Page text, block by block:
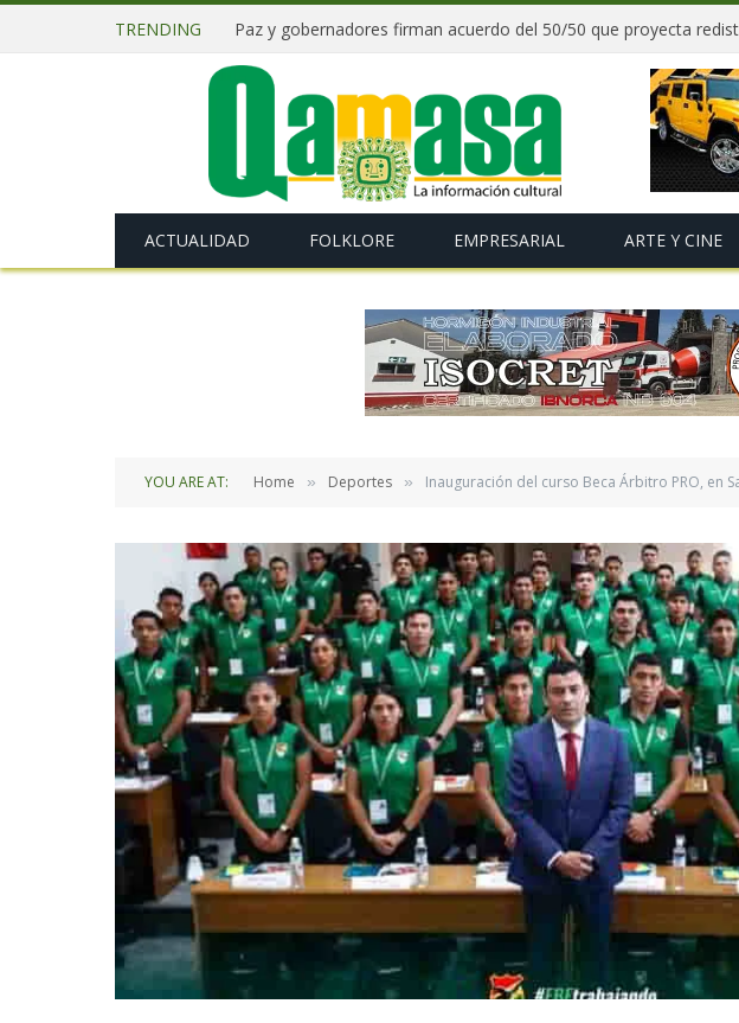
TRENDING
ACTUALIDAD FOLKLORE EMPRESARIAL ARTE Y CINE
YOU ARE AT: Home » Deportes » Inauguración del curso Beca Árbitro PRO, en